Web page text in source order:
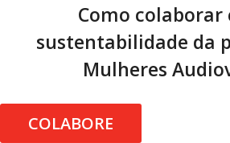
Como colaborar
sustentabilidade da
Mulheres
COLABORE